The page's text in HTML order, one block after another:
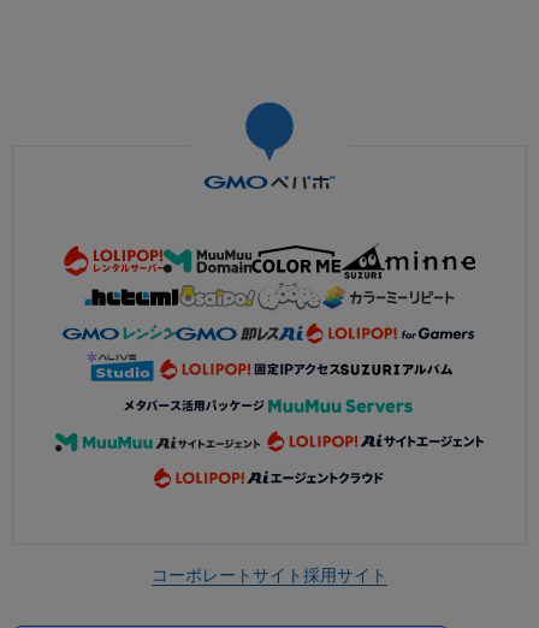
コーポレートサイト採用サイト